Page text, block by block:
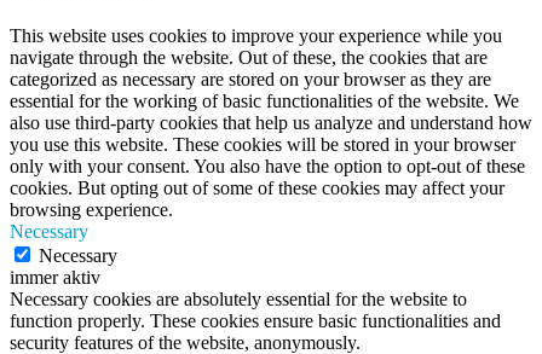
This website uses cookies to improve your experience while you
navigate through the website. Out of these, the cookies that are
categorized as necessary are stored on your browser as they are
essential for the working of basic functionalities of the website. We
also use third-party cookies that help us analyze and understand how
you use this website. These cookies will be stored in your browser
only with your consent. You also have the option to opt-out of these
cookies. But opting out of some of these cookies may affect your
browsing experience.
Necessary
Necessary
immer aktiv
Necessary cookies are absolutely essential for the website to
function properly. These cookies ensure basic functionalities and
security features of the website, anonymously.